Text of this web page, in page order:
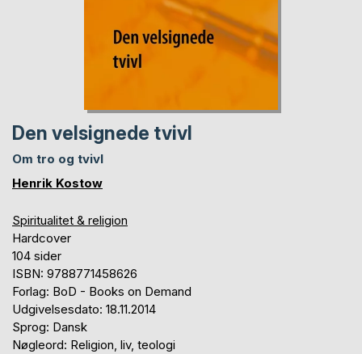
Den velsignede tvivl
Om tro og tvivl
Henrik Kostow
Spiritualitet & religion
Hardcover
104 sider
ISBN: 9788771458626
Forlag: BoD - Books on Demand
Udgivelsesdato: 18.11.2014
Sprog: Dansk
Nøgleord: Religion, liv, teologi